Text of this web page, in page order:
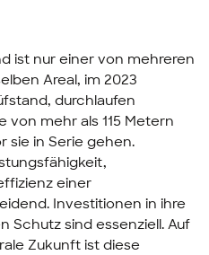
ist nur einer von mehreren
Areal, im 2023
durchlaufen
mehr als 115 Metern
sie in Serie gehen.
einer
Investitionen in ihre
Schutz sind essenziell. Auf
Zukunft ist diese